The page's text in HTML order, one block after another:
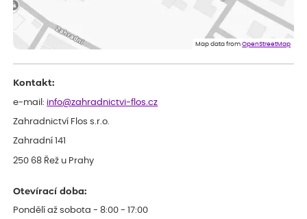
Flos je nejlepší &#129321;
Map data fromOpenStreetMap
Kontakt:
e-mail: info@zahradnictvi-flos.cz
Zahradnictví Flos s.r.o.
Zahradní 141
250 68 Řež u Prahy
Otevírací doba:
Pondělí až sobota - 8:00 - 17:00